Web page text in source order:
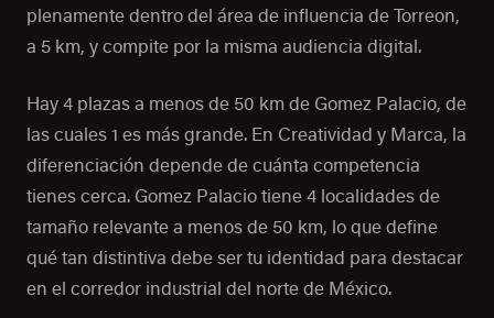
plenamente dentro del área de influencia de Torreon,
a 5 km, y compite por la misma audiencia digital.
Hay 4 plazas a menos de 50 km de Gomez Palacio, de
las cuales 1 es más grande. En Creatividad y Marca, la
diferenciación depende de cuánta competencia
tienes cerca. Gomez Palacio tiene 4 localidades de
tamaño relevante a menos de 50 km, lo que define
qué tan distintiva debe ser tu identidad para destacar
en el corredor industrial del norte de México.